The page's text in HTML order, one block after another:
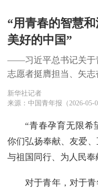
“用青春的智慧
美好的中国”
——习近平总书记关于
志愿者挺膺担当、矢志
新华社记者
来源：中国青年报（2026-05-
“青春孕育无限希
你们弘扬奉献、友爱
与祖国同行、为人民奉
对于青年，对于